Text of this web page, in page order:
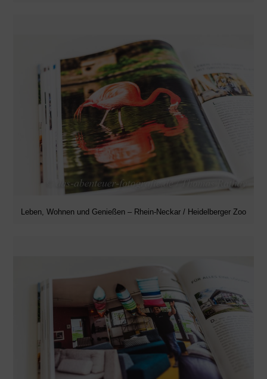
Leben, Wohnen und Genießen – Rhein-Neckar / Heidelberger Zoo